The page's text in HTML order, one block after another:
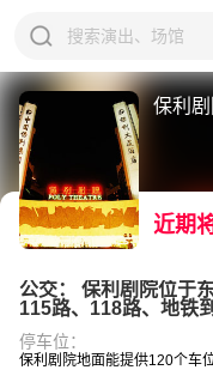
保利
近期
公交： 保利剧院位于
115路、118路、地铁
停车位：
保利剧院地面能提供120个车